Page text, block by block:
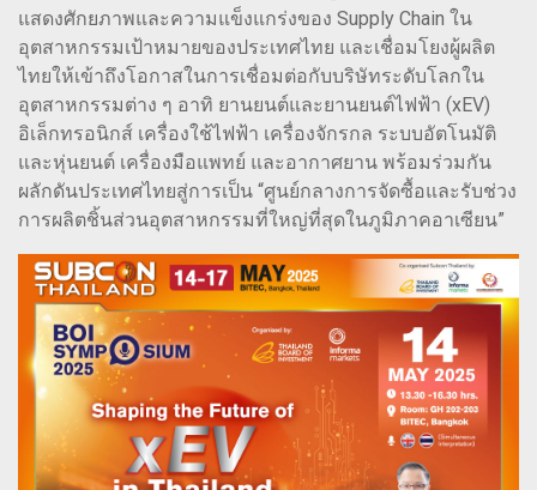
แสดงศักยภาพและความแข็งแกร่งของ Supply Chain ใน
อุตสาหกรรมเป้าหมายของประเทศไทย และเชื่อมโยงผู้ผลิต
ไทยให้เข้าถึงโอกาสในการเชื่อมต่อกับบริษัทระดับโลกใน
อุตสาหกรรมต่าง ๆ อาทิ ยานยนต์และยานยนต์ไฟฟ้า (xEV)
อิเล็กทรอนิกส์ เครื่องใช้ไฟฟ้า เครื่องจักรกล ระบบอัตโนมัติ
และหุ่นยนต์ เครื่องมือแพทย์ และอากาศยาน พร้อมร่วมกัน
ผลักดันประเทศไทยสู่การเป็น “ศูนย์กลางการจัดซื้อและรับช่วง
การผลิตชิ้นส่วนอุตสาหกรรมที่ใหญ่ที่สุดในภูมิภาคอาเซียน”